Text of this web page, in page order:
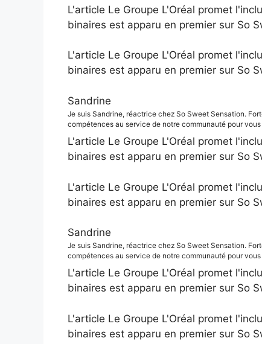
L'article Le Groupe L'Oréal promet
binaires est apparu en premier sur So
L'article Le Groupe L'Oréal promet
binaires est apparu en premier sur So
Sandrine
Je suis Sandrine, réactrice chez So Sweet Sensation.
compétences au service de notre communauté pour
L'article Le Groupe L'Oréal promet
binaires est apparu en premier sur So
L'article Le Groupe L'Oréal promet
binaires est apparu en premier sur So
Sandrine
Je suis Sandrine, réactrice chez So Sweet Sensation.
compétences au service de notre communauté pour
L'article Le Groupe L'Oréal promet
binaires est apparu en premier sur So
L'article Le Groupe L'Oréal promet
binaires est apparu en premier sur So